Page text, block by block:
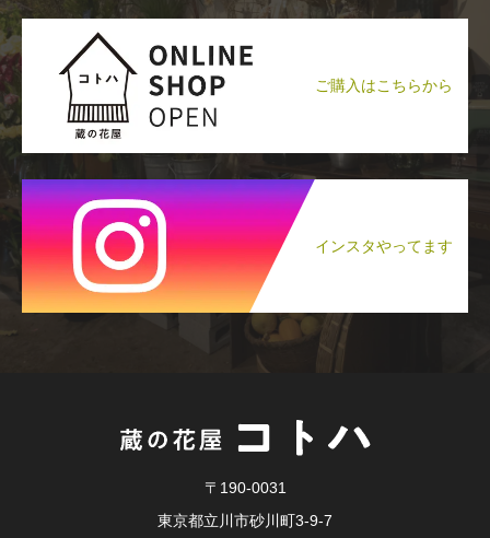
ご購入はこちらから
インスタやってます
〒190-0031
東京都立川市砂川町3-9-7